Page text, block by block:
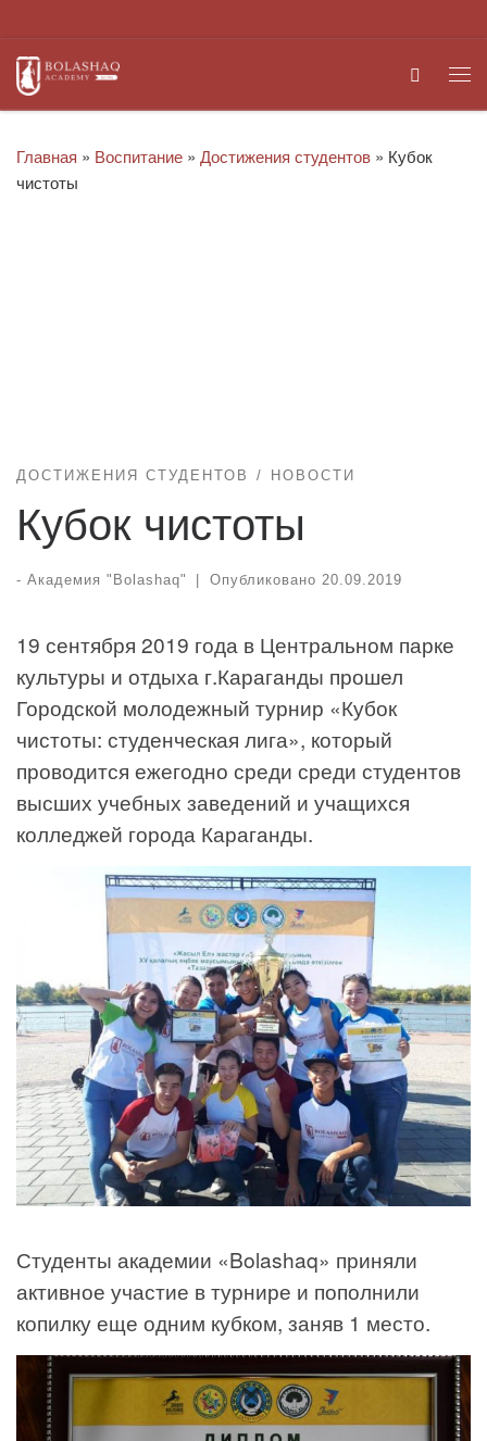
Search
Главная » Воспитание » Достижения студентов » Кубок
чистоты
ДОСТИЖЕНИЯ СТУДЕНТОВ НОВОСТИ
Кубок чистоты
- Академия "Bolashaq" | Опубликовано 20.09.2019
19 сентября 2019 года в Центральном парке
культуры и отдыха г.Караганды прошел
Городской молодежный турнир «Кубок
чистоты: студенческая лига», который
проводится ежегодно среди среди студентов
высших учебных заведений и учащихся
колледжей города Караганды.
Студенты академии «Bolashaq» приняли
активное участие в турнире и пополнили
копилку еще одним кубком, заняв 1 место.